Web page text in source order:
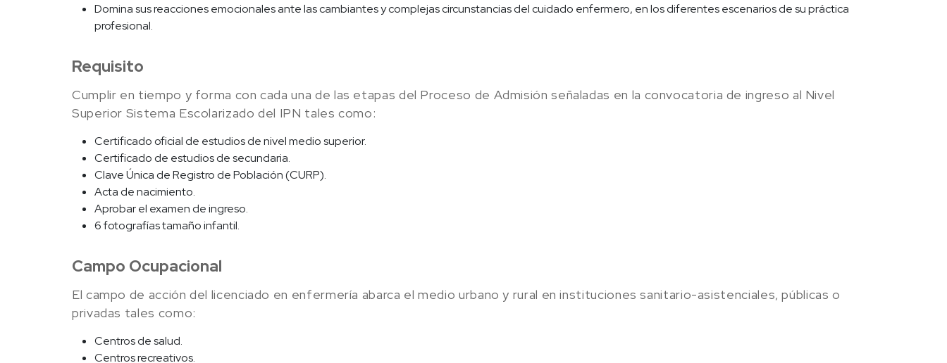
Domina sus reacciones emocionales ante las cambiantes y complejas circunstancias del cuidado enfermero, en los diferentes escenarios de su práctica
profesional.
Requisito
Cumplir en tiempo y forma con cada una de las etapas del Proceso de Admisión señaladas en la convocatoria de ingreso al Nivel
Superior Sistema Escolarizado del IPN tales como:
Certificado oficial de estudios de nivel medio superior.
Certificado de estudios de secundaria.
Clave Única de Registro de Población (CURP).
Acta de nacimiento.
Aprobar el examen de ingreso.
6 fotografías tamaño infantil.
Campo Ocupacional
El campo de acción del licenciado en enfermería abarca el medio urbano y rural en instituciones sanitario-asistenciales, públicas o
privadas tales como:
Centros de salud.
Centros recreativos.